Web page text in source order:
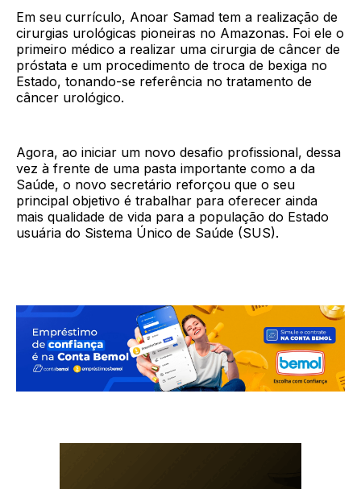
Em seu currículo, Anoar Samad tem a realização de
cirurgias urológicas pioneiras no Amazonas. Foi ele o
primeiro médico a realizar uma cirurgia de câncer de
próstata e um procedimento de troca de bexiga no
Estado, tonando-se referência no tratamento de
câncer urológico.
Agora, ao iniciar um novo desafio profissional, dessa
vez à frente de uma pasta importante como a da
Saúde, o novo secretário reforçou que o seu
principal objetivo é trabalhar para oferecer ainda
mais qualidade de vida para a população do Estado
usuária do Sistema Único de Saúde (SUS).